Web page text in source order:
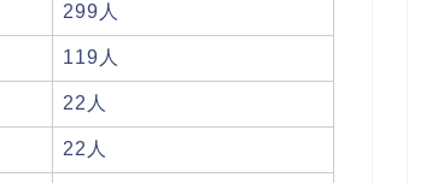
299人
119人
22人
22人